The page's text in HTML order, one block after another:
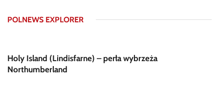
POLNEWS EXPLORER
Holy Island (Lindisfarne) – perła wybrzeża
Northumberland